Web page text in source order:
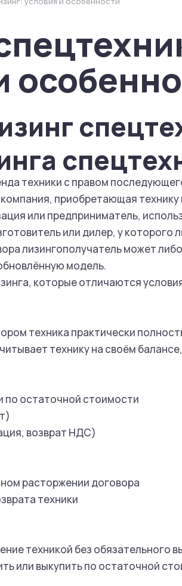
техники с правом
приобретающая
или предприниматель,
или дилер, у которого
лизингополучатель может
модель.
которые отличаются
техника практически
технику на своём
по остаточной стоимости
возврат НДС)
расторжении договора
техники
техникой без обязательного
или выкупить по остаточной